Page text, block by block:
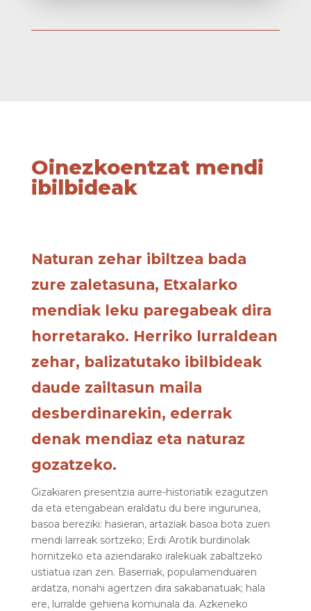
Oinezkoentzat mendi
ibilbideak
Naturan zehar ibiltzea bada
zure zaletasuna, Etxalarko
mendiak leku paregabeak dira
horretarako. Herriko lurraldean
zehar, balizatutako ibilbideak
daude zailtasun maila
desberdinarekin, ederrak
denak mendiaz eta naturaz
gozatzeko.
Gizakiaren presentzia aurre-historiatik ezagutzen
da eta etengabean eraldatu du bere ingurunea,
basoa bereziki: hasieran, artaziak basoa bota zuen
mendi larreak sortzeko; Erdi Arotik burdinolak
hornitzeko eta aziendarako iralekuak zabaltzeko
ustiatua izan zen. Baserriak, populamenduaren
ardatza, nonahi agertzen dira sakabanatuak; hala
ere, lurralde gehiena komunala da. Azkeneko